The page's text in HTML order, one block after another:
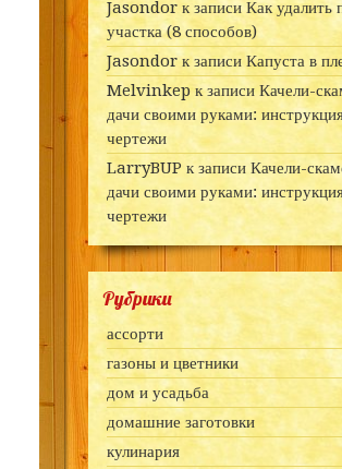
Jasondorк записиКак удалить
участка (8 способов)
Jasondorк записи Капуста в
Melvinkepк записи Качели-
дачи своими руками:
чертежи
LarryBUP к записи Качели-
дачи своими руками:
чертежи
Рубрики
ассорти
газоны и цветники
дом и усадьба
домашние заготовки
кулинария